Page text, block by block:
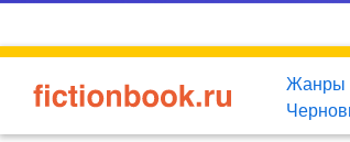
Жанры